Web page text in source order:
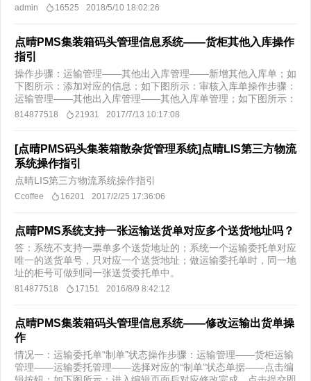
admin 16525 2018/5/10 18:02:26
点晴PMS集装箱码头管理信息系统——货柜其他入库操作
指引
操作步骤：运输管理——其他出入库管理——新增其他入库单；如
下图所示：添加对应的信息；如下图所示：审核入库单操作步骤：
运输管理——其他出入库管理——其他入库单管理；如下图所示：
814877518 21931 2017/7/13 10:17:08
[点晴PMS码头集装箱散杂货管理系统]点晴LIS第三方物流
系统操作指引
点晴LIS第三方物流系统操作指引
Ccoffee 16201 2017/2/25 17:36:06
点晴PMS系统支持一张运输送货单对应多个送货地址吗？
答：系统不支持一票单多个送货地址的；系统一个运输委托单对应
唯一的送货单号，只对应一个送货地址；做运输委托单时，同一地
址的柜号可做到同一张送货委托单中。
814877518 17151 2016/8/9 8:42:12
点晴PMS集装箱码头管理信息系统——修改运输出货单操
作
情况一：运输委托单“制单”状态操作步骤：运输管理——货柜运输
管理——运输委托管理——选择对应的“制单”状态单据——点击编